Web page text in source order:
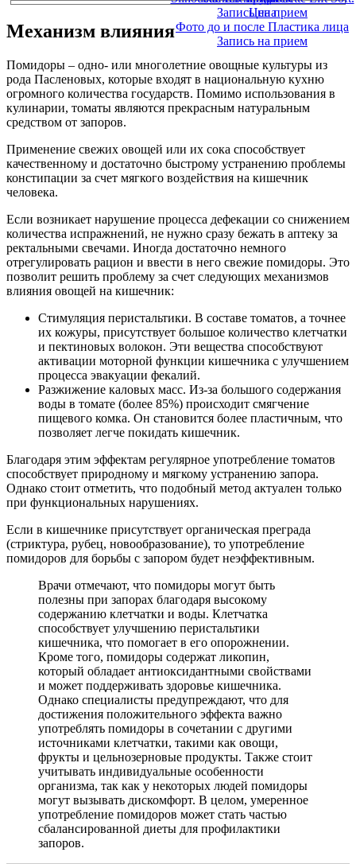
Цена
Фото до и после Пластика лица
Запись на прием
Запись на прием
Механизм влияния
Помидоры – одно- или многолетние овощные культуры из
рода Пасленовых, которые входят в национальную кухню
огромного количества государств. Помимо использования в
кулинарии, томаты являются прекрасным натуральным
средством от запоров.
Применение свежих овощей или их сока способствует
качественному и достаточно быстрому устранению проблемы
констипации за счет мягкого воздействия на кишечник
человека.
Если возникает нарушение процесса дефекации со снижением
количества испражнений, не нужно сразу бежать в аптеку за
ректальными свечами. Иногда достаточно немного
отрегулировать рацион и ввести в него свежие помидоры. Это
позволит решить проблему за счет следующих механизмов
влияния овощей на кишечник:
Стимуляция перистальтики. В составе томатов, а точнее
их кожуры, присутствует большое количество клетчатки
и пектиновых волокон. Эти вещества способствуют
активации моторной функции кишечника с улучшением
процесса эвакуации фекалий.
Разжижение каловых масс. Из-за большого содержания
воды в томате (более 85%) происходит смягчение
пищевого комка. Он становится более пластичным, что
позволяет легче покидать кишечник.
Благодаря этим эффектам регулярное употребление томатов
способствует природному и мягкому устранению запора.
Однако стоит отметить, что подобный метод актуален только
при функциональных нарушениях.
Если в кишечнике присутствует органическая преграда
(стриктура, рубец, новообразование), то употребление
помидоров для борьбы с запором будет неэффективным.
Врачи отмечают, что помидоры могут быть
полезны при запорах благодаря высокому
содержанию клетчатки и воды. Клетчатка
способствует улучшению перистальтики
кишечника, что помогает в его опорожнении.
Кроме того, помидоры содержат ликопин,
который обладает антиоксидантными свойствами
и может поддерживать здоровье кишечника.
Однако специалисты предупреждают, что для
достижения положительного эффекта важно
употреблять помидоры в сочетании с другими
источниками клетчатки, такими как овощи,
фрукты и цельнозерновые продукты. Также стоит
учитывать индивидуальные особенности
организма, так как у некоторых людей помидоры
могут вызывать дискомфорт. В целом, умеренное
употребление помидоров может стать частью
сбалансированной диеты для профилактики
запоров.